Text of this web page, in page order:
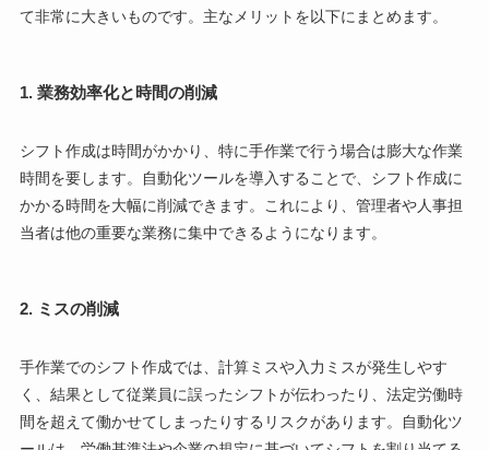
て非常に大きいものです。主なメリットを以下にまとめます。
1. 業務効率化と時間の削減
シフト作成は時間がかかり、特に手作業で行う場合は膨大な作業
時間を要します。自動化ツールを導入することで、シフト作成に
かかる時間を大幅に削減できます。これにより、管理者や人事担
当者は他の重要な業務に集中できるようになります。
2. ミスの削減
手作業でのシフト作成では、計算ミスや入力ミスが発生しやす
く、結果として従業員に誤ったシフトが伝わったり、法定労働時
間を超えて働かせてしまったりするリスクがあります。自動化ツ